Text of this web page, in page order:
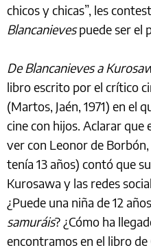
chicos y chicas”, les
Blancanievespuede ser el
De Blancanieves a
libro escrito por el crítico
(Martos, Jaén, 1971) en el
cine con hijos. Aclarar
ver con Leonor de
tenía 13 años) contó que
Kurosawa y las redes
¿Puede una niña de 12
samuráis? ¿Cómo ha
encontramos en el libro de